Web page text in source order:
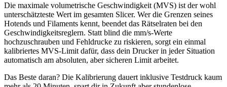
Die maximale volumetrische Geschwindigkeit (MVS) ist der wohl
unterschätzteste Wert im gesamten Slicer. Wer die Grenzen seines
Hotends und Filaments kennt, beendet das Rätselraten bei den
Geschwindigkeitsreglern. Statt blind die mm/s-Werte
hochzuschrauben und Fehldrucke zu riskieren, sorgt ein einmal
kalibriertes MVS-Limit dafür, dass dein Drucker in jeder Situation
automatisch am absoluten, aber sicheren Limit arbeitet.
Das Beste daran? Die Kalibrierung dauert inklusive Testdruck kaum